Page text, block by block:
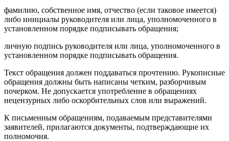
фамилию, собственное имя, отчество (если таковое имеется)
либо инициалы руководителя или лица, уполномоченного в
установленном порядке подписывать обращения;
личную подпись руководителя или лица, уполномоченного в
установленном порядке подписывать обращения.
Текст обращения должен поддаваться прочтению. Рукописные
обращения должны быть написаны четким, разборчивым
почерком. Не допускается употребление в обращениях
нецензурных либо оскорбительных слов или выражений.
К письменным обращениям, подаваемым представителями
заявителей, прилагаются документы, подтверждающие их
полномочия.